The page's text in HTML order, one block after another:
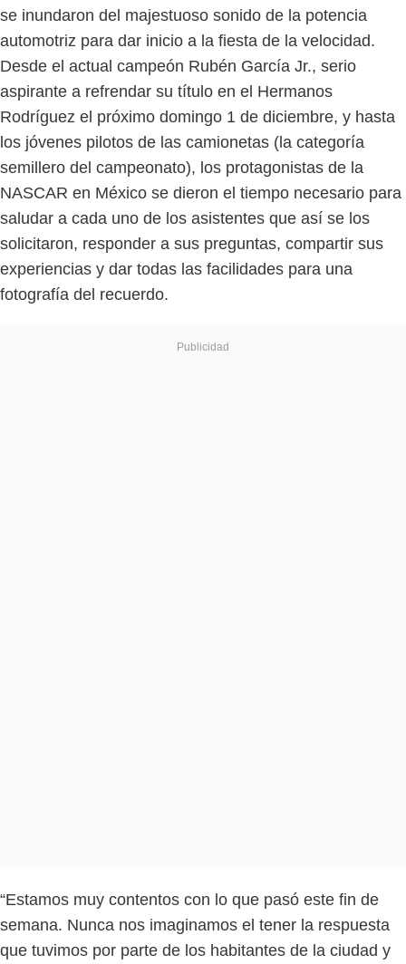
se inundaron del majestuoso sonido de la potencia
automotriz para dar inicio a la fiesta de la velocidad.
Desde el actual campeón Rubén García Jr., serio
aspirante a refrendar su título en el Hermanos
Rodríguez el próximo domingo 1 de diciembre, y hasta
los jóvenes pilotos de las camionetas (la categoría
semillero del campeonato), los protagonistas de la
NASCAR en México se dieron el tiempo necesario para
saludar a cada uno de los asistentes que así se los
solicitaron, responder a sus preguntas, compartir sus
experiencias y dar todas las facilidades para una
fotografía del recuerdo.
“Estamos muy contentos con lo que pasó este fin de
semana. Nunca nos imaginamos el tener la respuesta
que tuvimos por parte de los habitantes de la ciudad y